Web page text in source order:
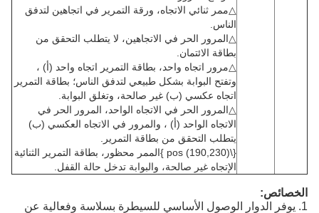
△ممر ثنائي الاتجاه، ورقة التمرير في اتجاهين لتدفق
△المرور الحر في الاتجاهين، لا يتطلب التحقق من
△مرور اتجاه واحد، بطاقة التمرير اتجاه واحد (أ) ،
وتفتح البوابة بشكل طبيعي لتدفق الناس؛ بطاقة التمرير
اتجاه عكسي (ب) غير صالحة، وتغلق البوابة.
△المرور الحر في الاتجاه الواحد، المرور الحر في
الاتجاه الواحد (أ) ، والمرور في الاتجاه العكسي (ب)
يتطلب التحقق من بطاقة التمرير.
{\pos (190,230) }الممر محظور، بطاقة التمرير الثنائية
الإتجاه غير صالحة، والبوابة تدخل حالة القفل.
الوصول الأساسي للسيطرة بسلاسة وفعالية عن